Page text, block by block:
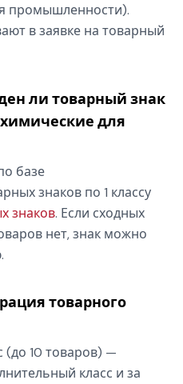
промышленности).
в заявке на товарный
ли товарный знак
для
базе
знаков по 1 классу
знаков. Если сходных
нет, знак можно
товарного
(до 10 товаров) —
класс и за